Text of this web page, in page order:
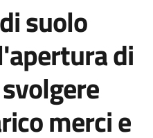
suolo
di
merci e